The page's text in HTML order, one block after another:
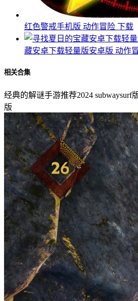
红色警戒手机版 动作冒险 下载
藏安卓下载轻量版安卓版 动作
相关合集
经典的解谜手游推荐2024 subwaysurf
版